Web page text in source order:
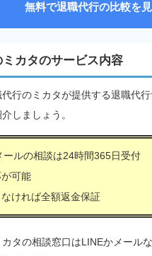
無料で退職代行の比較を
カタのサービス内容
代行のミカタが提供する退職代
しましょう。
ールの相談は24時間365日受付
可能
ければ全額返金保証
タの相談窓口はLINEかメール